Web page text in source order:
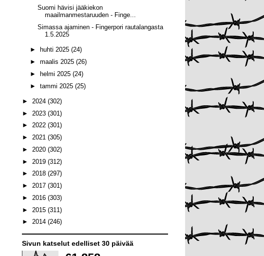
Suomi hävisi jääkiekon
maailmanmestaruuden - Finge...
Simassa ajaminen - Fingerpori rautalangasta
1.5.2025
► huhti 2025 (24)
► maalis 2025 (26)
►
helmi 2025 (24)
► tammi 2025 (25)
► 2024 (302)
► 2023 (301)
► 2022 (301)
► 2021 (305)
► 2020 (302)
► 2019 (312)
► 2018 (297)
► 2017 (301)
► 2016 (303)
► 2015 (311)
► 2014 (246)
Sivun katselut edelliset 30 päivää